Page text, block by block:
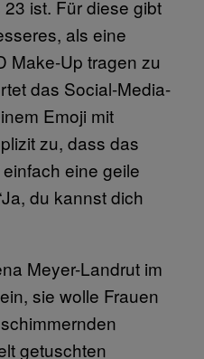
ist. Für diese gibt
als eine
Make-Up tragen zu
das Social-Media-
Emoji mit
zu, dass das
einfach eine geile
du kannst dich
Meyer-Landrut im
sie wolle Frauen
getuschten